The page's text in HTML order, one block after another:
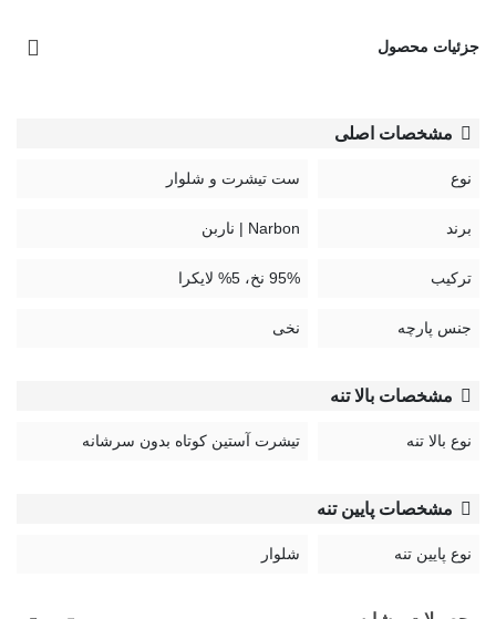
جزئیات محصول
مشخصات اصلی
نوع ست تیشرت و شلوار
برند Narbon | ناربن
ترکیب 95% نخ، 5% لایکرا
جنس پارچه نخی
مشخصات بالا تنه
نوع بالا تنه تیشرت آستین کوتاه بدون سرشانه
مشخصات پایین تنه
نوع پایین تنه شلوار